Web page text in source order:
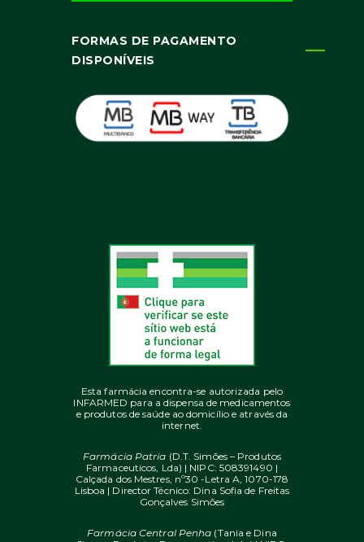
FORMAS DE PAGAMENTO
DISPONÍVEIS
Esta farmácia encontra-se autorizada pelo
INFARMED para a dispensa de medicamentos
e produtos de saúde ao domicílio e através da
internet.
Farmácia Patria (D.T. Simões – Produtos
Farmaceuticos, Lda) | NIPC: 508391490 |
Calçada dos Mestres, nº30 -Letra A, 1070-178
Lisboa | Director Técnico: Dina Sofia de Freitas
Gonçalves Simões
Farmácia Central Penha (Tania e Dina